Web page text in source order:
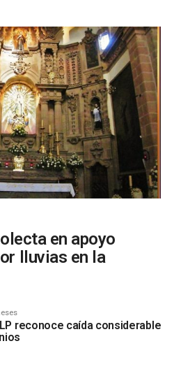
en apoyo
lluvias en la
reconoce caída considerable